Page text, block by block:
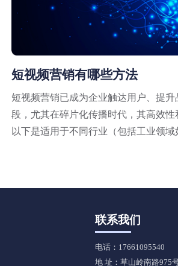
短视频营销有哪些方法
短视频营销已成为企业触达用户、提
段，尤其在碎片化传播时代，其高效性
以下是适用于不同行业（包括工业领
联系我们
电话：17661095540
地 址：草山岭南路975